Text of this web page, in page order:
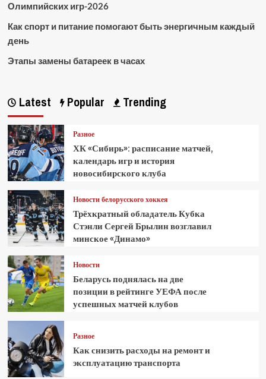
Олимпийских игр-2026
Как спорт и питание помогают быть энергичным каждый
день
Этапы замены батареек в часах
Latest Popular Trending
Разное
ХК «Сибирь»: расписание матчей,
календарь игр и история
новосибирского клуба
Новости белорусского хоккея
Трёхкратный обладатель Кубка
Стэнли Сергей Брылин возглавил
минское «Динамо»
Новости
Беларусь поднялась на две
позиции в рейтинге УЕФА после
успешных матчей клубов
Разное
Как снизить расходы на ремонт и
эксплуатацию транспорта